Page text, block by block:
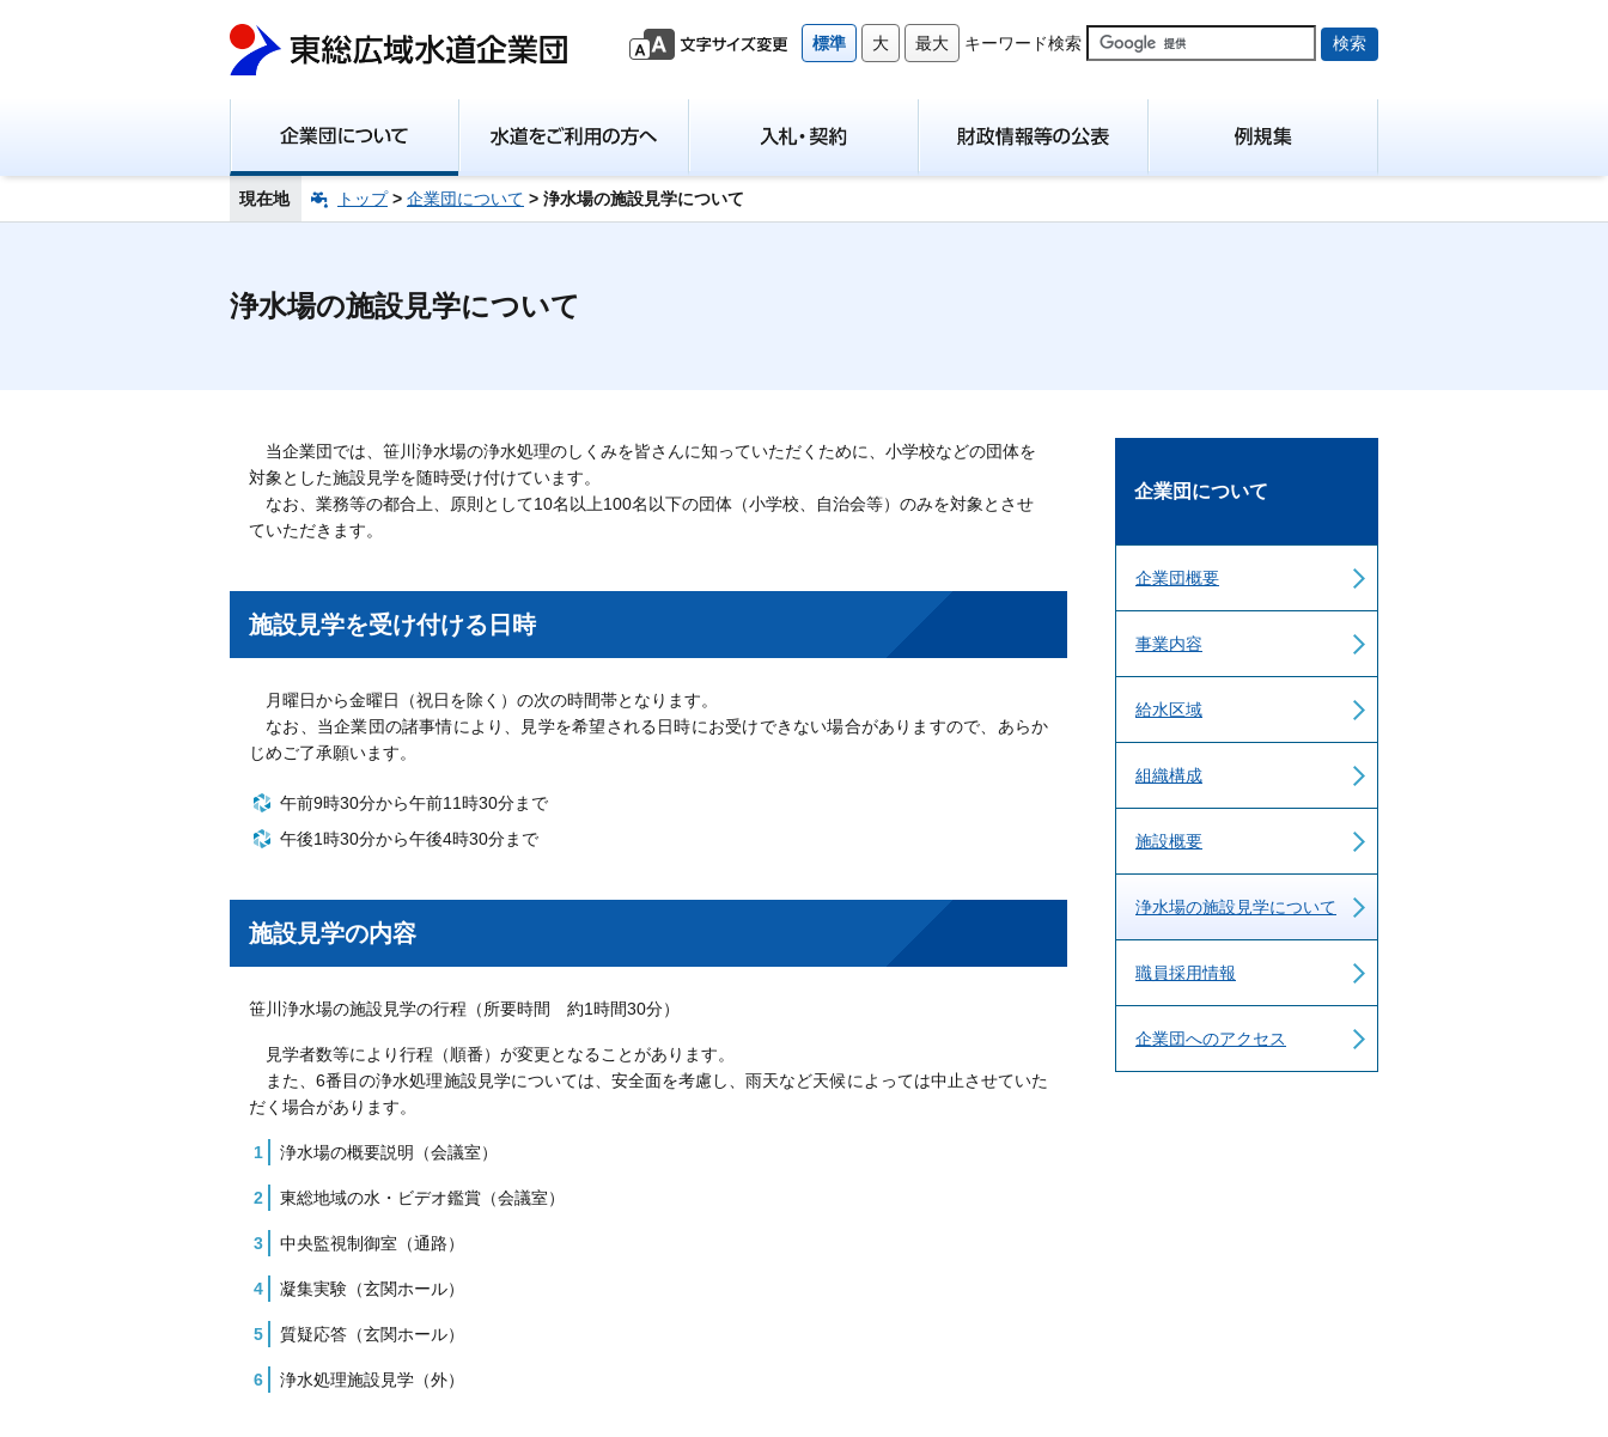
標準 大 最大 キーワード検索
現在地 トップ> 企業団について > 浄水場の施設見学について
浄水場の施設見学について
当企業団では、笹川浄水場の浄水処理のしくみを皆さんに知っていただくために、小学校などの団体を
対象とした施設見学を随時受け付けています。
なお、業務等の都合上、原則として10名以上100名以下の団体（小学校、自治会等）のみを対象とさせ
ていただきます。
施設見学を受け付ける日時
月曜日から金曜日（祝日を除く）の次の時間帯となります。
なお、当企業団の諸事情により、見学を希望される日時にお受けできない場合がありますので、あらか
じめご了承願います。
午前9時30分から午前11時30分まで
午後1時30分から午後4時30分まで
施設見学の内容
笹川浄水場の施設見学の行程（所要時間 約1時間30分）
見学者数等により行程（順番）が変更となることがあります。
また、6番目の浄水処理施設見学については、安全面を考慮し、雨天など天候によっては中止させていた
だく場合があります。
浄水場の概要説明（会議室）
東総地域の水・ビデオ鑑賞（会議室）
中央監視制御室（通路）
凝集実験（玄関ホール）
質疑応答（玄関ホール）
浄水処理施設見学（外）
企業団について
企業団概要
事業内容
給水区域
組織構成
施設概要
浄水場の施設見学について
職員採用情報
企業団へのアクセス